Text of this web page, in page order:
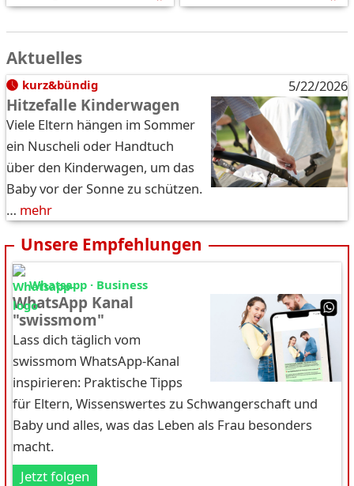
Aktuelles
kurz&bündig 5/22/2026
Hitzefalle Kinderwagen
Viele Eltern hängen im Sommer
ein Nuscheli oder Handtuch
über den Kinderwagen, um das
Baby vor der Sonne zu schützen.
… mehr
Unsere Empfehlungen
Whatsapp · Business
WhatsApp Kanal
"swissmom"
Lass dich täglich vom
swissmom WhatsApp-Kanal
inspirieren: Praktische Tipps
für Eltern, Wissenswertes zu Schwangerschaft und
Baby und alles, was das Leben als Frau besonders
macht.
Jetzt folgen